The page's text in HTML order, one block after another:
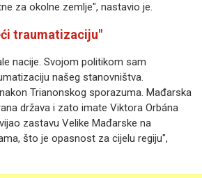
za okolne zemlje", nastavio je.
traumatizaciju"
nacije. Svojom politikom sam
našeg stanovništva.
Trianonskog sporazuma. Mađarska
država i zato imate Viktora Orbána
zastavu Velike Mađarske na
što je opasnost za cijelu regiju",